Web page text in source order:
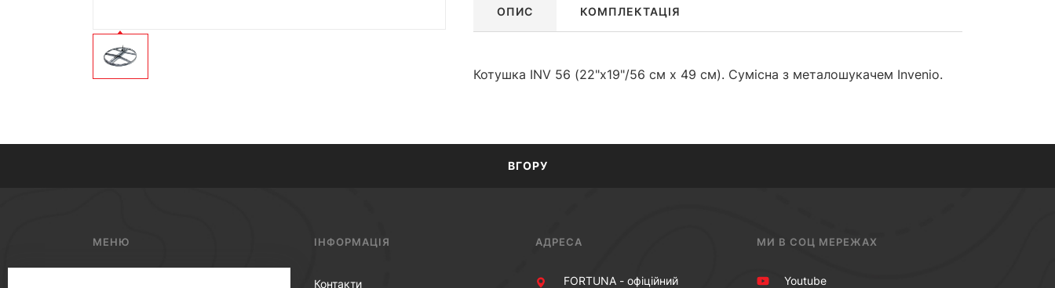
ОПИС КОМПЛЕКТАЦІЯ
Котушка INV 56 (22"x19"/56 см х 49 см). Сумісна з металошукачем Invenio.
ВГОРУ
МЕНЮ ІНФОРМАЦІЯ
Контакти
АДРЕСА
FORTUNA - офіційний
МИ В СОЦ МЕРЕЖАХ
Youtube